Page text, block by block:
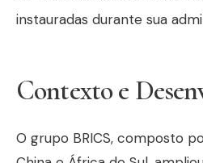
instauradas durante sua
Contexto e
O grupo BRICS, composto